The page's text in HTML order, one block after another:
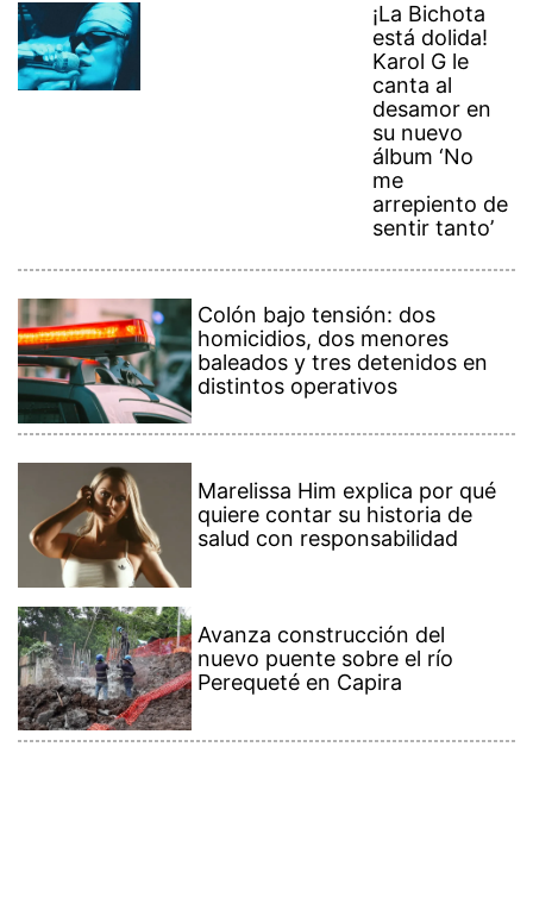
¡La Bichota
está dolida!
Karol G le
canta al
desamor en
su nuevo
álbum ‘No
me
arrepiento de
sentir tanto’
Colón bajo tensión: dos
homicidios, dos menores
baleados y tres detenidos en
distintos operativos
Marelissa Him explica por qué
quiere contar su historia de
salud con responsabilidad
Avanza construcción del
nuevo puente sobre el río
Perequeté en Capira